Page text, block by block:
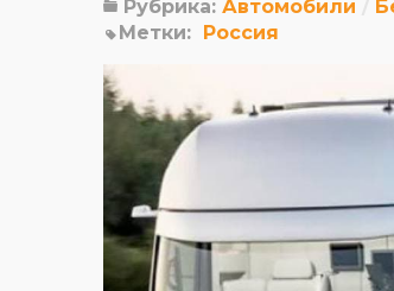
Рубрика: Автомобили
Метки: Россия